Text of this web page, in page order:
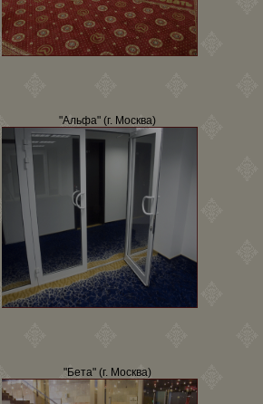
"Альфа" (г. Москва)
"Бета" (г. Москва)